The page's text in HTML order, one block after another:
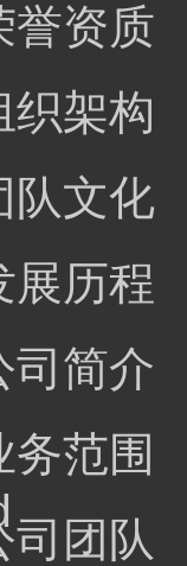
誉资质
织架构
队文化
展历程
司简介
务范围
司团队